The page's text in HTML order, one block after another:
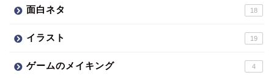
面白ネタ 18
イラスト 19
ゲームのメイキング 4